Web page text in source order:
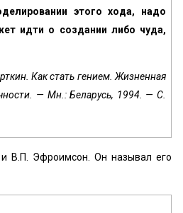
этого хода, надо
идти о создании либо чуда,
Как стать гением. Жизненная
— Мн.: Беларусь, 1994. — С.
В.П. Эфроимсон. Он называл его